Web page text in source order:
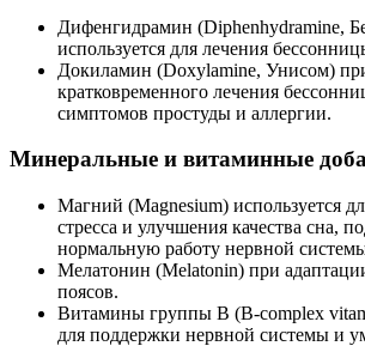
Дифенгидрамин (Diphenhydramine,
используется для лечения
Докиламин (Doxylamine, Унисом)
кратковременного лечения
симптомов простуды и аллергии.
Минеральные и витаминные
Магний (Magnesium) используется
стресса и улучшения качества сна,
нормальную работу нервной
Мелатонин (Melatonin) при
поясов.
Витамины группы B (B-complex
для поддержки нервной системы и